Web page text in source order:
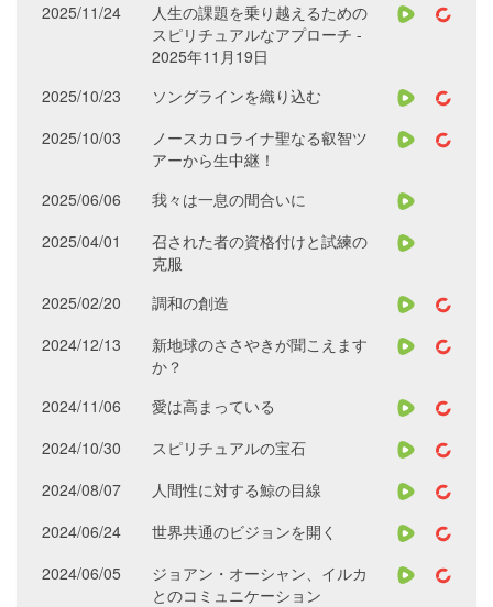
2025/11/24
人生の課題を乗り越えるための
スピリチュアルなアプローチ -
2025年11月19日
2025/10/23
ソングラインを織り込む
2025/10/03
ノースカロライナ聖なる叡智ツ
アーから生中継！
2025/06/06
我々は一息の間合いに
2025/04/01
召された者の資格付けと試練の
克服
2025/02/20
調和の創造
2024/12/13
新地球のささやきが聞こえます
か？
2024/11/06
愛は高まっている
2024/10/30
スピリチュアルの宝石
2024/08/07
人間性に対する鯨の目線
2024/06/24
世界共通のビジョンを開く
2024/06/05
ジョアン・オーシャン、イルカ
とのコミュニケーション